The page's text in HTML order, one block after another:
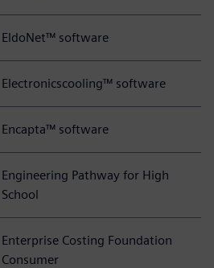
EldoNet™ software
Electronicscooling™ software
Encapta™ software
Engineering Pathway for High
School
Enterprise Costing Foundation
Consumer